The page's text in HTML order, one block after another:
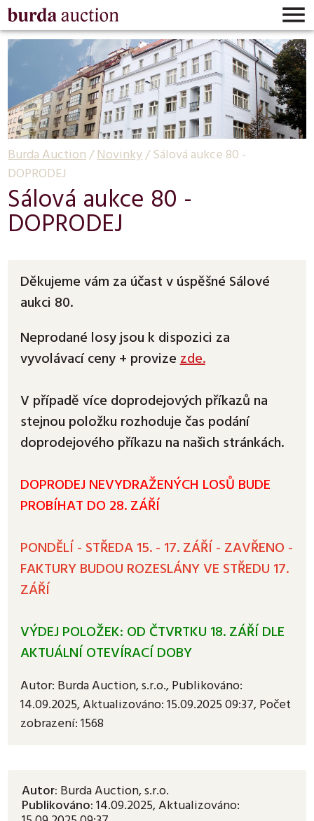

Burda Auction/Novinky/ Sálová aukce 80 -
DOPRODEJ
Sálová aukce 80 -
DOPRODEJ
Děkujeme vám za účast v úspěšné Sálové
aukci 80.
Neprodané losy jsou k dispozici za
vyvolávací ceny + provizezde.
V případě více doprodejových příkazů na
stejnou položku rozhoduje čas podání
doprodejového příkazu na našich stránkách.
DOPRODEJ NEVYDRAŽENÝCH LOSŮ BUDE
PROBÍHAT DO 28. ZÁŘÍ
PONDĚLÍ - STŘEDA 15. - 17. ZÁŘÍ - ZAVŘENO -
FAKTURY BUDOU ROZESLÁNY VE STŘEDU 17.
ZÁŘÍ
VÝDEJ POLOŽEK: OD ČTVRTKU 18. ZÁŘÍ DLE
AKTUÁLNÍ OTEVÍRACÍ DOBY
Autor: Burda Auction, s.r.o.,Publikováno:
14.09.2025, Aktualizováno:15.09.2025 09:37,Počet
zobrazení: 1568
Autor: Burda Auction, s.r.o.
Publikováno:14.09.2025, Aktualizováno: